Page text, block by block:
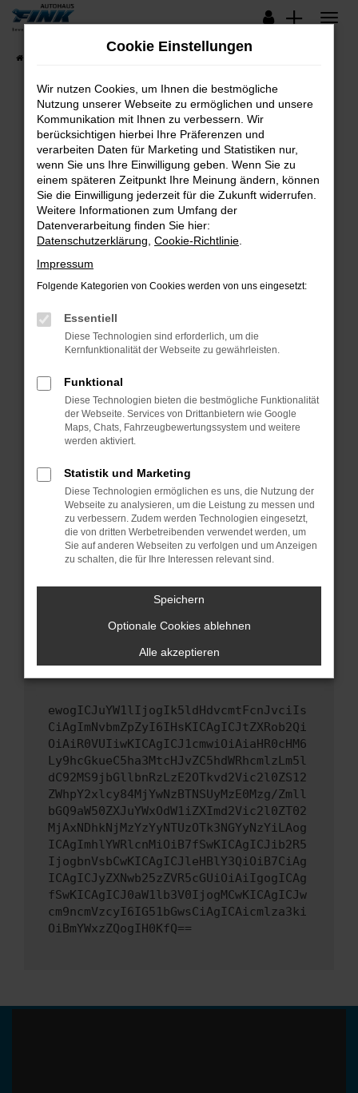
Zum
springen
Lagerfahrzeuge
Fehler: Network Error
Beim Laden ist ein Fehler aufgetreten.
Hier sind ein paar Tipps, die dir helfen können:
Überprüfe deine Firewall und deine
Internetverbindung.
Laden andere Webseiten, zum Beispiel deine
Suchmaschine?
Prüfe deine Browsererweiterungen.
können das Laden bestimmter Seiten
verhindern. Funktioniert die Seite in einem
anderen Browser oder in einem privaten
Starte dein Gerät neu.
Das kann manchmal helfen, vorübergehende
Probleme zu beheben.
Betriebssystem auf dem neuesten Stand
sind.
Veraltete Software birgt nicht nur ein
Sicherheitsrisiko, sondern kann auch dazu
führen, dass bestimmte Funktionen nicht mehr
unterstützt werden.
Wende dich an den Webseitenbetreiber.
Wenn du alle oben genannten Schritte versucht
hast, kontaktiere uns bitte. Wir werden
versuchen, das Problem zu beheben. Du kannst
uns diesen Text schicken, um uns bei der
ewogICJuYW1lIjogIk5ldHdvcmtFcnJvciIs
CiAgImNvbmZpZyI6IHsKICAgICJtZXRob2Qi
OiAiR0VUIiwKICAgICJ1cmwiOiAiaHR0cHM6
Ly9hcGkueC5ha3MtcHJvZC5hdWRhcmlzLm5l
dC92MS9jbGllbnRzLzE2OTkvd2Vic2l0ZS12
ZWhpY2xlcy84MjYwNzBTNSUyMzE0Mzg/Zmll
bGQ9aW50ZXJuYWxOdW1iZXImd2Vic2l0ZT02
MjAxNDhkNjMzYzYyNTUzOTk3NGYyNzYiLAog
ICAgImhlYWRlcnMiOiB7fSwKICAgICJib2R5
IjogbnVsbCwKICAgICJleHBlY3QiOiB7CiAg
ICAgICJyZXNwb25zZVR5cGUiOiAiIgogICAg
fSwKICAgICJ0aW1lb3V0IjogMCwKICAgICJw
cm9ncmVzcyI6IG51bGwsCiAgICAicmlza3ki
OiBmYWxzZQogIH0KfQ==
Cookie Einstellungen
Wir nutzen Cookies, um Ihnen die bestmögliche
Nutzung unserer Webseite zu ermöglichen und unsere
Kommunikation mit Ihnen zu verbessern. Wir
berücksichtigen hierbei Ihre Präferenzen und
verarbeiten Daten für Marketing und Statistiken nur,
wenn Sie uns Ihre Einwilligung geben. Wenn Sie zu
einem späteren Zeitpunkt Ihre Meinung ändern, können
Sie die Einwilligung jederzeit für die Zukunft widerrufen.
Weitere Informationen zum Umfang der
Datenverarbeitung finden Sie hier:
Datenschutzerklärung Cookie-Richtlinie
Impressum
Folgende Kategorien von Cookies werden von uns eingesetzt:
Essentiell
Diese Technologien sind erforderlich, um die
Kernfunktionalität der Webseite zu gewährleisten.
Funktional
Diese Technologien bieten die bestmögliche Funktionalität
der Webseite. Services von Drittanbietern wie Google
Maps, Chats, Fahrzeugbewertungssystem und weitere
werden aktiviert.
Statistik und Marketing
Diese Technologien ermöglichen es uns, die Nutzung der
Webseite zu analysieren, um die Leistung zu messen und
zu verbessern. Zudem werden Technologien eingesetzt,
die von dritten Werbetreibenden verwendet werden, um
Sie auf anderen Webseiten zu verfolgen und um Anzeigen
zu schalten, die für Ihre Interessen relevant sind.
Speichern
Optionale Cookies ablehnen
Alle akzeptieren